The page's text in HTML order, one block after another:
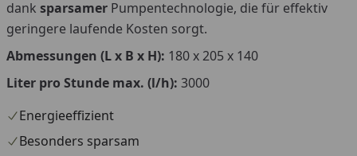
dank sparsamer Pumpentechnologie, die für effektiv
geringere laufende Kosten sorgt.
Abmessungen (L x B x H): 180 x 205 x 140
Liter pro Stunde max. (l/h): 3000
Energieeffizient
Besonders sparsam